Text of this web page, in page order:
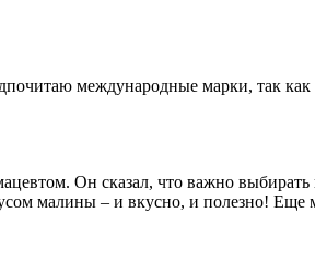
международные марки, так
Он сказал, что важно
малины – и вкусно, и полезно!